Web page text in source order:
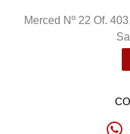
Merced Nº 22 Of.